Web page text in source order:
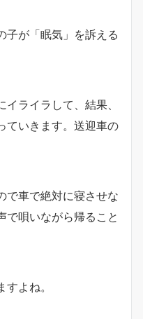
子が「眠気」を訴える
ライラして、結果、
ていきます。送迎車の
で車で絶対に寝させな
で唄いながら帰ること
よね。